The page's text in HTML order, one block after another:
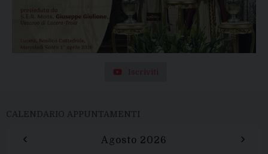
Iscriviti
CALENDARIO APPUNTAMENTI
‹ Agosto 2026 ›